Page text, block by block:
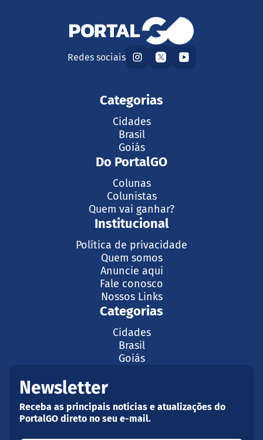
Redes sociais
Categorias
Cidades
Brasil
Goiás
Do PortalGO
Colunas
Colunistas
Quem vai ganhar?
Institucional
Política de privacidade
Quem somos
Anuncie aqui
Fale conosco
Nossos Links
Categorias
Cidades
Brasil
Goiás
Newsletter
Receba as principais notícias e atualizações do
PortalGO direto no seu e-mail.